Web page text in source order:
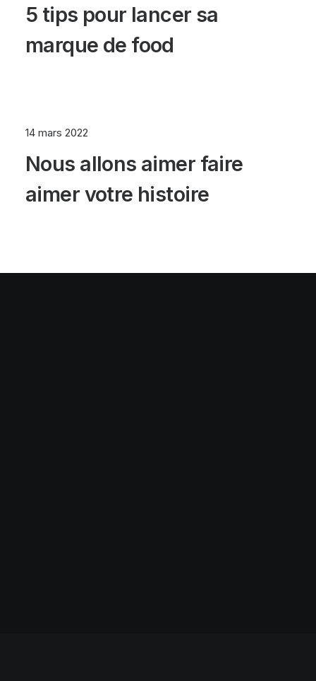
5 tips pour lancer sa
marque de food
14 mars 2022
Nous allons aimer faire
aimer votre histoire